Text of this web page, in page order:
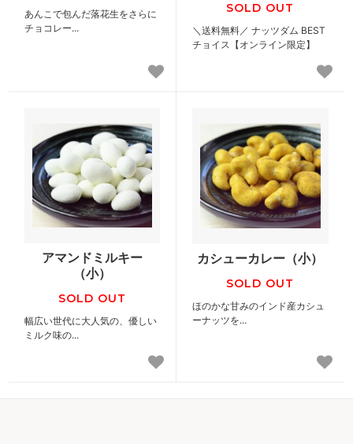
あんこで包んだ落花生をさらに
チョコレー...
SOLD OUT
＼送料無料／ ナッツダム BEST
チョイス【オンライン限定】
アマンドミルキー
（小）
SOLD OUT
幅広い世代に大人気の、優しい
ミルク味の...
カシューカレー（小）
SOLD OUT
ほのかな甘みのインド産カシュ
ーナッツを...